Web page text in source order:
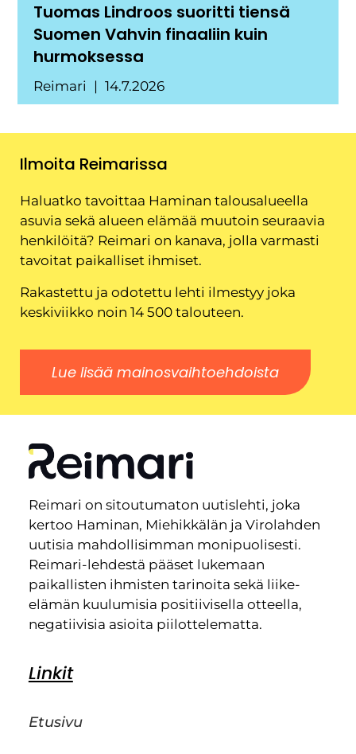
Tuomas Lindroos suoritti tiensä
Suomen Vahvin finaaliin kuin
hurmoksessa
Reimari 14.7.2026
Ilmoita Reimarissa
Haluatko tavoittaa Haminan talousalueella
asuvia sekä alueen elämää muutoin seuraavia
henkilöitä? Reimari on kanava, jolla varmasti
tavoitat paikalliset ihmiset.
Rakastettu ja odotettu lehti ilmestyy joka
keskiviikko noin 14 500 talouteen.
Lue lisää mainosvaihtoehdoista
Reimari on sitoutumaton uutislehti, joka
kertoo Haminan, Miehikkälän ja Virolahden
uutisia mahdollisimman monipuolisesti.
Reimari-lehdestä pääset lukemaan
paikallisten ihmisten tarinoita sekä liike-
elämän kuulumisia positiivisella otteella,
negatiivisia asioita piilottelematta.
Linkit
Etusivu